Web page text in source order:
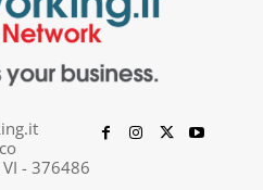
- 376486